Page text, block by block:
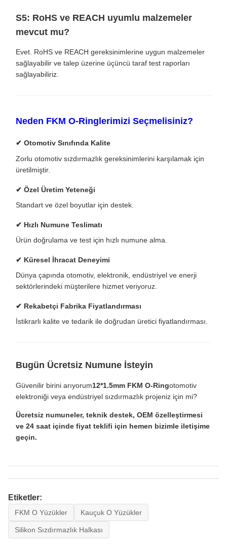
S5: RoHS ve REACH uyumlu malzemeler
mevcut mu?
Evet. RoHS ve REACH gereksinimlerine uygun malzemeler
sağlayabilir ve talep üzerine üçüncü taraf test raporları
sağlayabiliriz.
Neden FKM O-Ringlerimizi Seçmelisiniz?
✔ Otomotiv Sınıfında Kalite
Zorlu otomotiv sızdırmazlık gereksinimlerini karşılamak için
üretilmiştir.
✔ Özel Üretim Yeteneği
Standart ve özel boyutlar için destek.
✔ Hızlı Numune Teslimatı
Ürün doğrulama ve test için hızlı numune alma.
✔ Küresel İhracat Deneyimi
Dünya çapında otomotiv, elektronik, endüstriyel ve enerji
sektörlerindeki müşterilere hizmet veriyoruz.
✔ Rekabetçi Fabrika Fiyatlandırması
İstikrarlı kalite ve tedarik ile doğrudan üretici fiyatlandırması.
Bugün Ücretsiz Numune İsteyin
Güvenilir birini arıyorum12*1.5mm FKM O-Ringotomotiv
elektroniği veya endüstriyel sızdırmazlık projeniz için mi?
Ücretsiz numuneler, teknik destek, OEM özelleştirmesi
ve 24 saat içinde fiyat teklifi için hemen bizimle iletişime
geçin.
Etiketler:
FKM O Yüzükler Kauçuk O Yüzükler
Silikon Sızdırmazlık Halkası